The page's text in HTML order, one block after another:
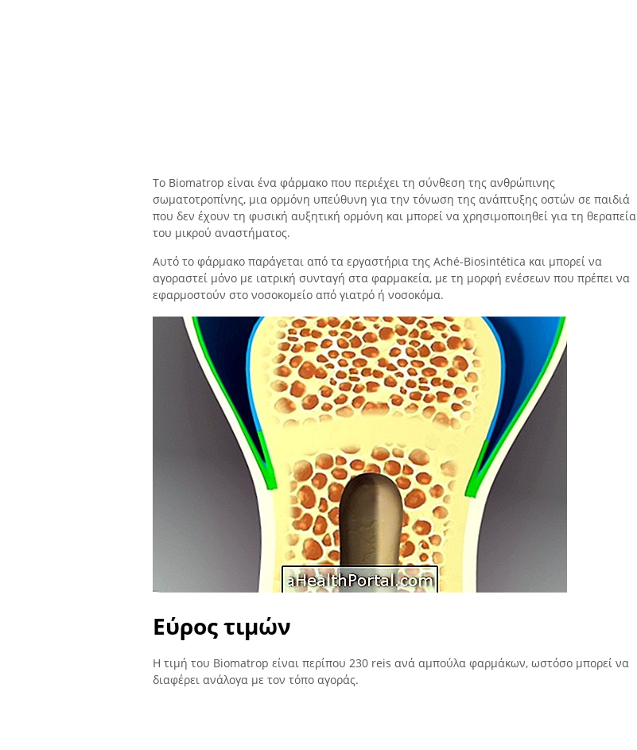
Το Biomatrop είναι ένα φάρμακο που περιέχει τη σύνθεση της ανθρώπινης
σωματοτροπίνης, μια ορμόνη υπεύθυνη για την τόνωση της ανάπτυξης οστών σε παιδιά
που δεν έχουν τη φυσική αυξητική ορμόνη και μπορεί να χρησιμοποιηθεί για τη θεραπεία
του μικρού αναστήματος.
Αυτό το φάρμακο παράγεται από τα εργαστήρια της Aché-Biosintética και μπορεί να
αγοραστεί μόνο με ιατρική συνταγή στα φαρμακεία, με τη μορφή ενέσεων που πρέπει να
εφαρμοστούν στο νοσοκομείο από γιατρό ή νοσοκόμα.
Εύρος τιμών
Η τιμή του Biomatrop είναι περίπου 230 reis ανά αμπούλα φαρμάκων, ωστόσο μπορεί να
διαφέρει ανάλογα με τον τόπο αγοράς.